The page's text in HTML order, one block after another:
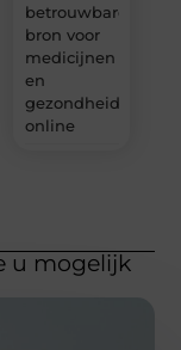
betrouwbare
bron voor
medicijnen
en
online
u mogelijk